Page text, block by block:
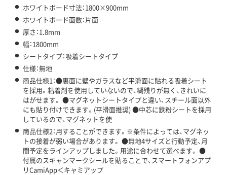
ホワイトボード寸法：1800×900mm
ホワイトボード面数：片面
厚さ：1.8mm
幅：1800mm
シートタイプ：吸着シートタイプ
仕様：無地
商品仕様1：●裏面に壁やガラスなど平滑面に貼れる吸着シート
を採用。粘着剤を使用していないので、糊残りが無く、きれいに
はがせます。 ●マグネットシートタイプと違い、スチール面以外
にも貼り付けできます。(平滑面推奨) ●中芯に鉄粉シートを採用
しているので、マグネットを使
商品仕様2：用することができます。※条件によっては、マグネッ
トの接着が弱い場合があります。 ●無地4サイズと行動予定、月
間予定をラインアップしました。用途に合わせて選べます。 ●
付属のスキャンマークシールを貼ることで、スマートフォンアプ
リCamiApp＜キャミアップ